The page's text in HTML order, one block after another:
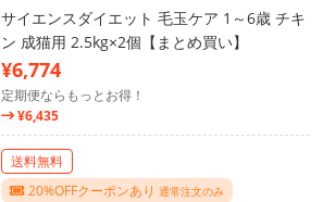
サイエンスダイエット 毛玉ケア 1～6歳 チキ
ン 成猫用 2.5kg×2個【まとめ買い】
¥6,774
定期便ならもっとお得！
¥6,435
送料無料
20%OFFクーポンあり 通常注文のみ